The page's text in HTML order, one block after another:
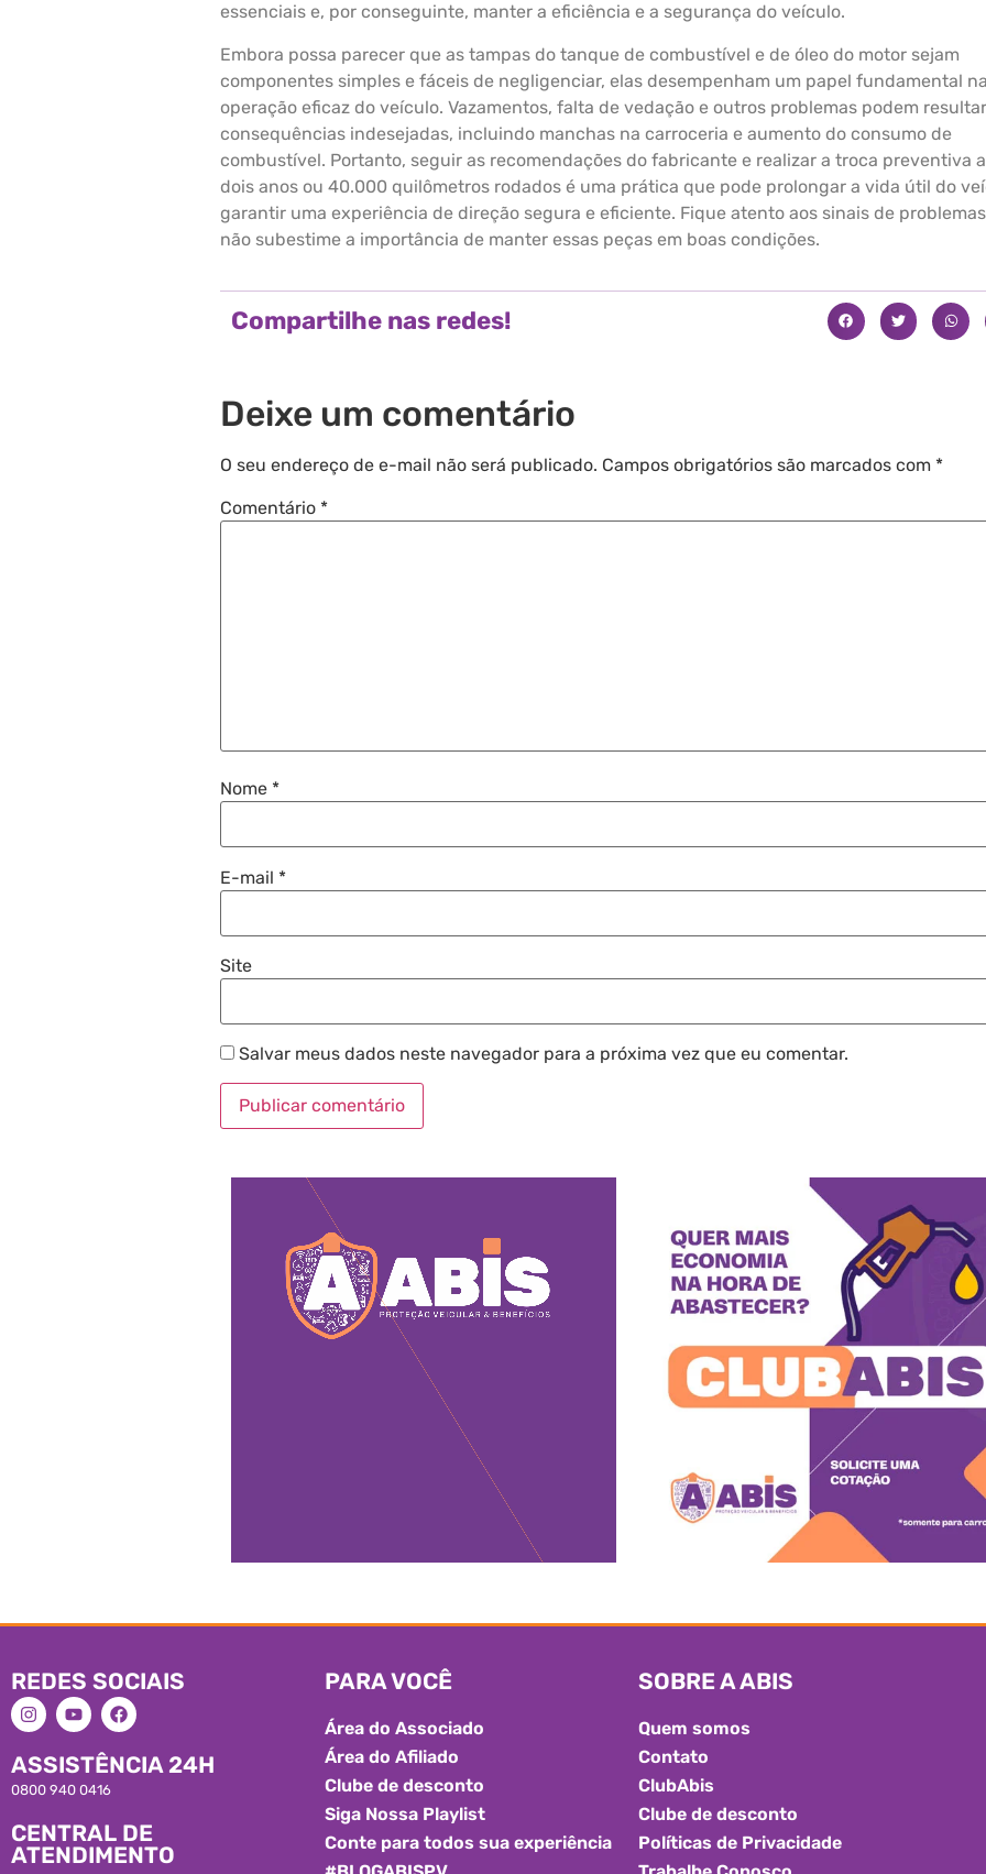
essenciais e, por conseguinte, manter a eficiência e a segurança do veículo.
Embora possa parecer que as tampas do tanque de combustível e de óleo do motor sejam
componentes simples e fáceis de negligenciar, elas desempenham um papel fundamental
operação eficaz do veículo. Vazamentos, falta de vedação e outros problemas podem
consequências indesejadas, incluindo manchas na carroceria e aumento do consumo de
combustível. Portanto, seguir as recomendações do fabricante e realizar a troca preventiva
dois anos ou 40.000 quilômetros rodados é uma prática que pode prolongar a vida útil do
garantir uma experiência de direção segura e eficiente. Fique atento aos sinais de
não subestime a importância de manter essas peças em boas condições.
Compartilhe nas redes!
Deixe um comentário
O seu endereço de e-mail não será publicado. Campos obrigatórios são marcados com *
Comentário *
Nome *
E-mail *
Site
Salvar meus dados neste navegador para a próxima vez que eu comentar.
REDES SOCIAIS
ASSISTÊNCIA 24H
0800 940 0416
CENTRAL DE
ATENDIMENTO
PARA VOCÊ
Área do Associado
Área do Afiliado
Clube de desconto
Siga Nossa Playlist
Conte para todos sua experiência
SOBRE A ABIS
Quem somos
Contato
ClubAbis
Clube de desconto
Políticas de Privacidade